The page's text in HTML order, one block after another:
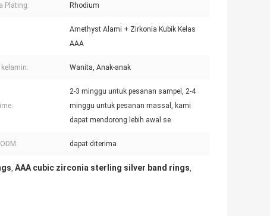
Plating: Rhodium
Amethyst Alami + Zirkonia Kubik Kelas
AAA
Wanita, Anak-anak
2-3 minggu untuk pesanan sampel, 2-4
minggu untuk pesanan massal, kami
dapat mendorong lebih awal se
dapat diterima
, AAA cubic zirconia sterling silver band rings,